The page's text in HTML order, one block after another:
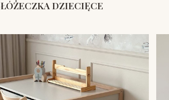
ŁÓŻECZKA DZIECIĘCE